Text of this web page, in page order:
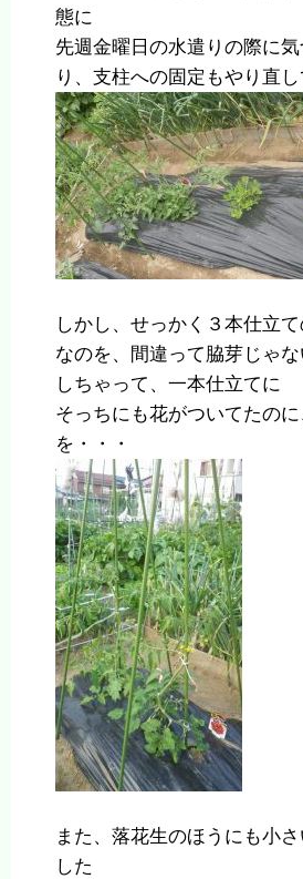
態に
先週金曜日の水遣りの際に
り、支柱への固定もやり直
しかし、せっかく３本仕立
なのを、間違って脇芽じゃ
しちゃって、一本仕立てに
そっちにも花がついてたの
を・・・
また、落花生のほうにも小
した